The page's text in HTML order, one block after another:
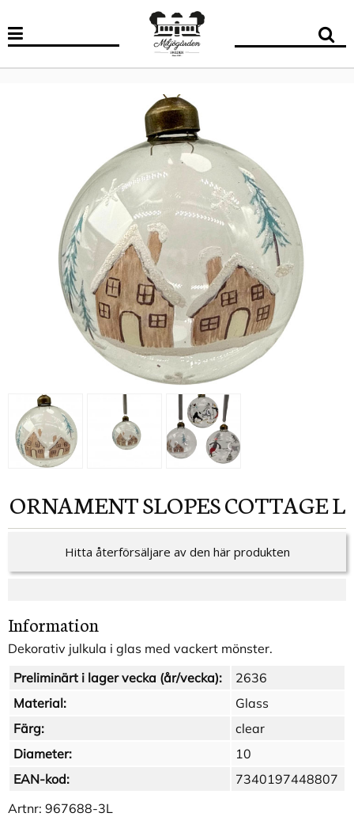
ORNAMENT SLOPES COTTAGE L
Hitta återförsäljare av den här produkten
Information
Dekorativ julkula i glas med vackert mönster.
Preliminärt i lager vecka (år/vecka):
2636
Material:
Glass
Färg:
clear
Diameter:
10
EAN-kod:
7340197448807
Artnr: 967688-3L